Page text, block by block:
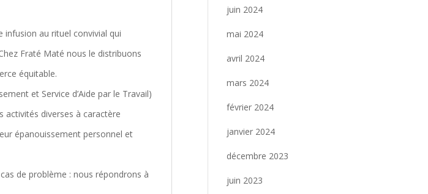
infusion au rituel convivial qui
Fraté Maté nous le distribuons
équitable.
et Service d’Aide par le Travail)
activités diverses à caractère
épanouissement personnel et
cas de problème : nous répondrons à
juin 2024
mai 2024
avril 2024
mars 2024
février 2024
janvier 2024
décembre 2023
juin 2023